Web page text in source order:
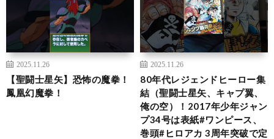
2025.11.26
【聖闘士星矢】恐怖の魔拳！
鳳凰幻魔拳！
2025.11.26
80年代レジェンドヒーロー集
結（聖闘士星矢、キャプ翼、
俺の空）！2017年少年ジャン
プ34号は表紙#ワンピース、
巻頭#ヒロアカ 3周年突破で定